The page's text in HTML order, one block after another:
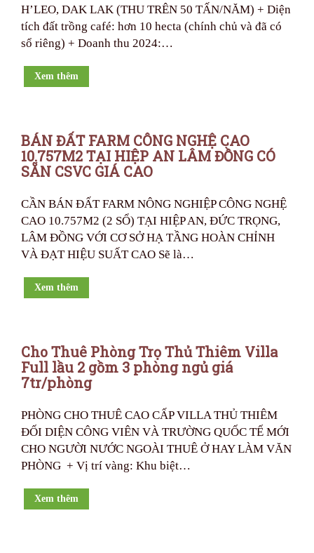
H’LEO, DAK LAK (THU TRÊN 50 TẤN/NĂM) + Diện
tích đất trồng café: hơn 10 hecta (chính chủ và đã có
sổ riêng) + Doanh thu 2024:…
Xem thêm
BÁN ĐẤT FARM CÔNG NGHỆ CAO
10.757M2 TẠI HIỆP AN LÂM ĐỒNG CÓ
SẴN CSVC GIÁ CAO
CẦN BÁN ĐẤT FARM NÔNG NGHIỆP CÔNG NGHỆ
CAO 10.757M2 (2 SỔ) TẠI HIỆP AN, ĐỨC TRỌNG,
LÂM ĐỒNG VỚI CƠ SỞ HẠ TẦNG HOÀN CHỈNH
VÀ ĐẠT HIỆU SUẤT CAO Sẽ là…
Xem thêm
Cho Thuê Phòng Trọ Thủ Thiêm Villa
Full lầu 2 gồm 3 phòng ngủ giá
7tr/phòng
PHÒNG CHO THUÊ CAO CẤP VILLA THỦ THIÊM
ĐỐI DIỆN CÔNG VIÊN VÀ TRƯỜNG QUỐC TẾ MỚI
CHO NGƯỜI NƯỚC NGOÀI THUÊ Ở HAY LÀM VĂN
PHÒNG + Vị trí vàng: Khu biệt…
Xem thêm